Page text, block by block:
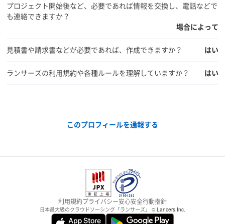
プロジェクト開始後など、必要であれば情報を交換し、電話などで
も連絡できますか？
場合によって
見積書や請求書などが必要であれば、作成できますか？ はい
ランサーズの利用規約や各種ルールを理解していますか？ はい
このプロフィールを通報する
利用規約プライバシー安心安全行動指針
日本最大級のクラウドソーシング「ランサーズ」 © Lancers,Inc.